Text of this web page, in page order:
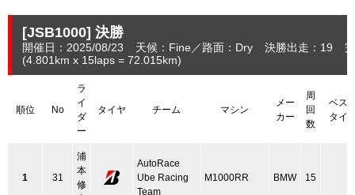
[JSB1000] 決勝
開催日：2025/08/23 天候：Fine 路面：Dry 決勝出走：19
(4.801km x 15laps = 72.015km)
順位 No
ラ
イ
ダ
ー
タイヤ チーム マシン
メー
カー
周
回
数
ベス
タイ
1 31
浦
本
修
AutoRace
Ube Racing
Team
M1000RR BMW 15